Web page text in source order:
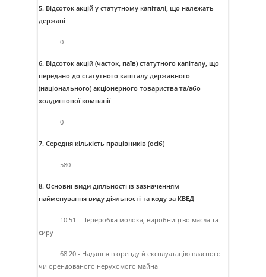
5. Відсоток акцій у статутному капіталі, що належать
державі
0
6. Відсоток акцій (часток, паїв) статутного капіталу, що
передано до статутного капіталу державного
(національного) акціонерного товариства та/або
холдингової компанії
0
7. Середня кількість працівників (осіб)
580
8. Основні види діяльності із зазначенням
найменування виду діяльності та коду за КВЕД
10.51 - Переробка молока, виробництво масла та
сиру
68.20 - Надання в оренду й експлуатацiю власного
чи орендованого нерухомого майна